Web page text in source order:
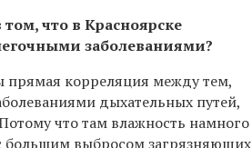
что в Красноярске
заболеваниями?
прямая корреляция между тем,
дыхательных путей,
что там влажность намного
большим выбросом загрязняющих